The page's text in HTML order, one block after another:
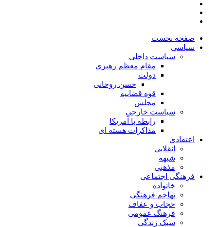
صفحه نخست
سیاسی
سیاست داخلی
مقام معظم رهبری
دولت
حسن روحانی
قوه قضاییه
مجلس
سیاست خارجی
رابطه با آمریکا
مذاکرات هسته ای
اعتقادی
انقلابی
شبهه
مذهبی
فرهنگی اجتماعی
خانواده
تهاجم فرهنگی
حجاب و عفاف
فرهنگ عمومی
سبک زندگی